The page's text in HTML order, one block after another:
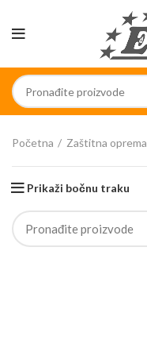
Početna Zaštitna oprema
Prikaži bočnu traku